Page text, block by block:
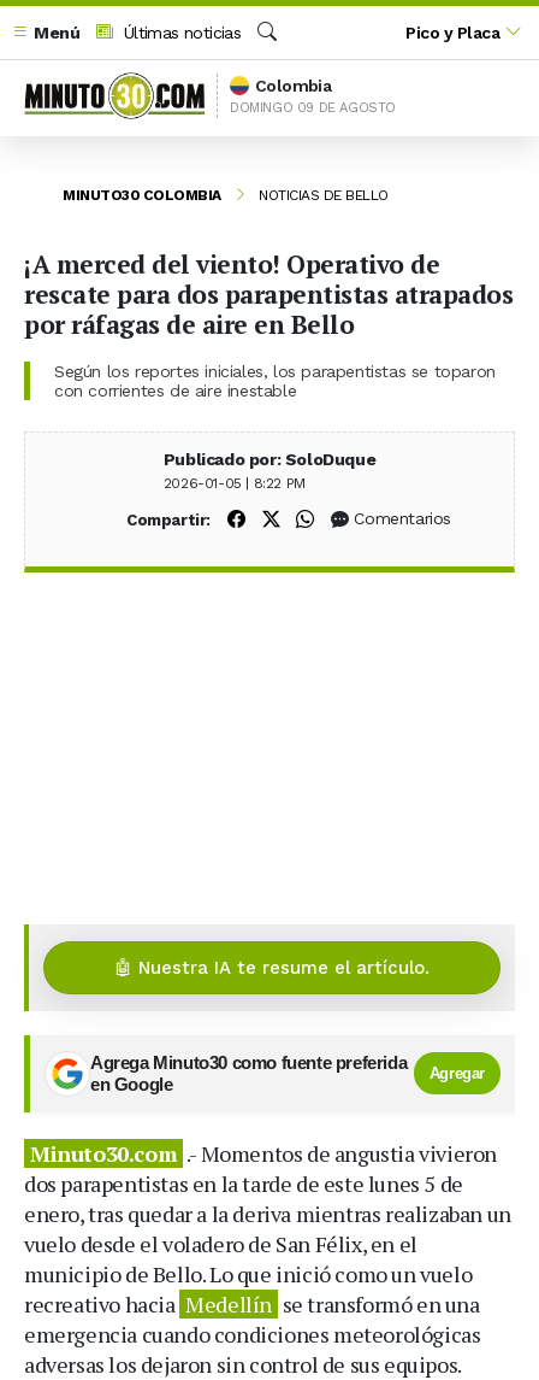
Menú
Últimas noticias
Buscar
Pico y Placa
Colombia
DOMINGO 09 DE AGOSTO
MINUTO30 COLOMBIA NOTICIAS DE BELLO
¡A merced del viento! Operativo de
rescate para dos parapentistas atrapados
por ráfagas de aire en Bello
Según los reportes iniciales, los parapentistas se toparon
con corrientes de aire inestable
Publicado por: SoloDuque
2026-01-05 | 8:22 PM
Compartir: Compartir en Facebook
Compartir en X (Twitter)
Compartir en WhatsApp
Comentarios
🤖 Nuestra IA te resume el artículo.
Agrega Minuto30 como fuente preferida
en Google
Agregar
Minuto30.com .- Momentos de angustia vivieron
dos parapentistas en la tarde de este lunes 5 de
enero, tras quedar a la deriva mientras realizaban un
vuelo desde el voladero de San Félix, en el
municipio de Bello. Lo que inició como un vuelo
recreativo hacia Medellín se transformó en una
emergencia cuando condiciones meteorológicas
adversas los dejaron sin control de sus equipos.